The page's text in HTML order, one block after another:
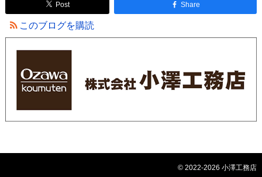
Post Share
このブログを購読
© 2022-2026 小澤工務店